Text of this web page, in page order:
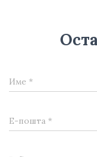
Име *
Е-пошта *